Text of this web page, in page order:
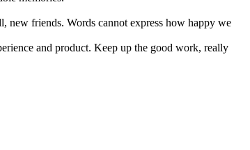
new friends. Words cannot express how happy we
and product. Keep up the good work, really